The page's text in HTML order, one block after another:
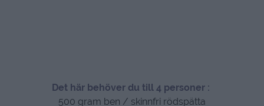
Det här behöver du till 4 personer :
500 gram ben / skinnfri rödspätta